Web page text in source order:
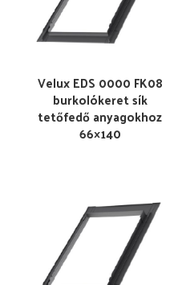
Velux EDS 0000 FK08
burkolókeret sík
tetőfedő anyagokhoz
66×140